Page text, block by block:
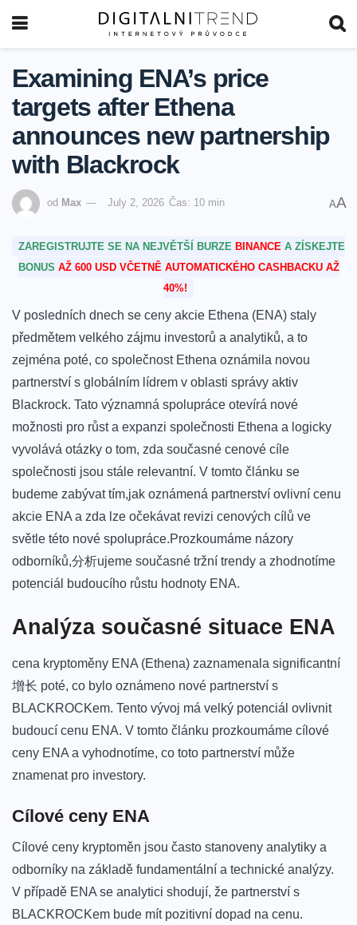
Examining ENA’s price
targets after Ethena
announces new partnership
with Blackrock
od Max July 2, 2026 Čas: 10 min AA
ZAREGISTRUJTE SE NA NEJVĚTŠÍ BURZE BINANCE A ZÍSKEJTE
BONUS AŽ 600 USD VČETNĚ AUTOMATICKÉHO CASHBACKU AŽ
40%!
V posledních ‍dnech se ceny akcie ⁤Ethena (ENA) staly
předmětem velkého ⁣zájmu investorů a analytiků, a to
zejména poté, co společnost Ethena oznámila novou
partnerství s ⁤globálním​ lídrem v oblasti ‍správy aktiv ​
Blackrock. ⁤Tato významná spolupráce otevírá nové
možnosti pro růst⁢ a‌ expanzi společnosti⁢ Ethena​ a‍ logicky
vyvolává otázky o tom,⁤ zda současné cenové cíle
společnosti jsou stále relevantní. V tomto článku se
budeme zabývat tím,jak oznámená partnerství⁢ ovlivní cenu
akcie ENA a zda ‍lze očekávat revizi cenových cílů ve
světle této nové spolupráce.Prozkoumáme názory⁤
odborníků,分析ujeme ‍současné tržní trendy a zhodnotíme ​
potenciál budoucího růstu hodnoty ENA.
Analýza současné situace ENA
cena ‌kryptoměny ENA (Ethena) zaznamenala significantní
增长 poté, co ‌bylo oznámeno nové partnerství s
⁤BLACKROCKem. Tento vývoj ⁤má velký‌ potenciál ovlivnit
budoucí‍ cenu⁣ ENA.‍ V ​tomto článku ⁢prozkoumáme cílové
ceny ENA a vyhodnotíme, ‍co toto partnerství ‍může‌
znamenat pro investory.
Cílové ceny ENA
Cílové ceny kryptoměn jsou často stanoveny analytiky a
odborníky na základě fundamentální a technické analýzy.
V případě ENA se analytici shodují, že partnerství s
BLACKROCKem bude mít pozitivní dopad na⁢ cenu.